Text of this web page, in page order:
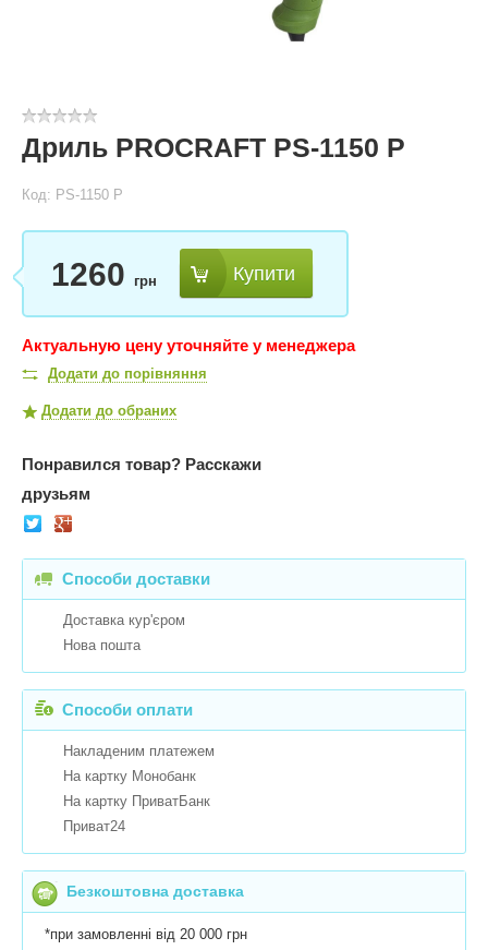
Дриль PROCRAFT PS-1150 P
Код: PS-1150 P
1260 грн Купити
Актуальную цену уточняйте у менеджера
Додати до порівняння
Додати до обраних
Понравился товар? Расскажи
друзьям
Способи доставки
Доставка кур'єром
Нова пошта
Способи оплати
Накладеним платежем
На картку Монобанк
На картку ПриватБанк
Приват24
Безкоштовна доставка
*при замовленні від 20 000 грн